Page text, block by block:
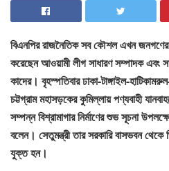
বিএনপির রাজনৈতিক সব কৌশল এখন
করেছেন আওয়ামী লীগ সাধারণ সম্পাদক এবং
কাদের। বৃহস্পতিবার ঢাকা-টাঙ্গাইল-
চট্টগ্রাম মহাসড়কের কুমিল্লায় পণ্যবাহী
সম্পন্ন বিশ্রামাগার নির্মাণের শুভ সূচনা
বলেন। সেতুমন্ত্রী তার সরকারি বাসভবন থেকে
যুক্ত হন।